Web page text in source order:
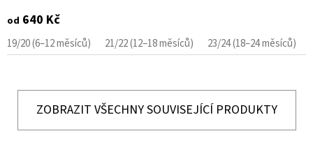
od 640 Kč
19/20 (6–12 měsíců) 21/22 (12–18 měsíců) 23/24 (18–24 měsíců)
ZOBRAZIT VŠECHNY SOUVISEJÍCÍ PRODUKTY